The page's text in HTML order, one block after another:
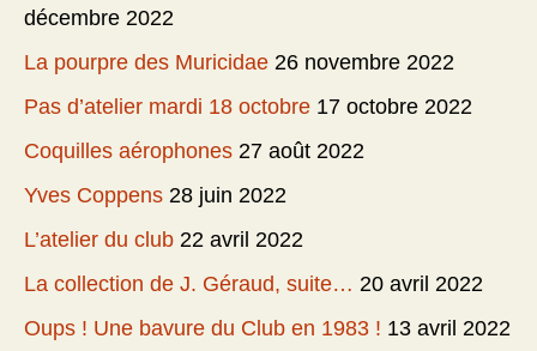
décembre 2022
La pourpre des Muricidae 26 novembre 2022
Pas d’atelier mardi 18 octobre 17 octobre 2022
Coquilles aérophones 27 août 2022
Yves Coppens 28 juin 2022
L’atelier du club 22 avril 2022
La collection de J. Géraud, suite… 20 avril 2022
Oups ! Une bavure du Club en 1983 ! 13 avril 2022